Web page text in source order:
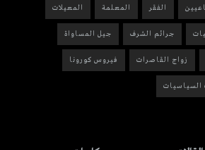
الفقر المعلمة المعيلات
جرائم الشرف جيل المساواة
زواج القاصرات فيروس كورونا
السياسيات